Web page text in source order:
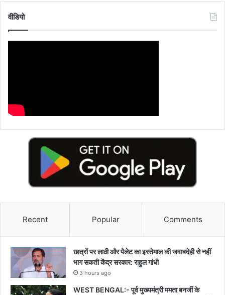
वीडियो
Recent Popular Comments
छात्रों पर लाठी और पैलेट का इस्तेमाल की जवाबदेही से नहीं
भाग सकती केंद्र सरकार: राहुल गांधी
3 hours ago
WEST BENGAL:- पूर्व मुख्यमंत्री ममता बनर्जी के